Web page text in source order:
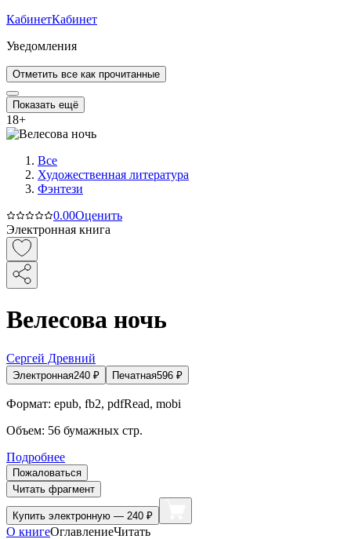
КабинетКабинет
Уведомления
Отметить все как прочитанные
Показать ещё
18+
Все
Художественная литература
Фэнтези
0.00Оценить
Электронная книга
Велесова ночь
Сергей Древний
Электронная240 ₽ Печатная596 ₽
Формат: epub, fb2, pdfRead, mobi
Объем: 56 бумажных стр.
Подробнее
Пожаловаться
Читать фрагмент
Купить электронную — 240 ₽
О книгеОглавлениеЧитать